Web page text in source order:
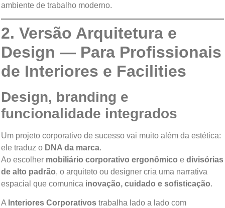
ambiente de trabalho moderno.
2. Versão Arquitetura e
Design — Para Profissionais
de Interiores e Facilities
Design, branding e
funcionalidade integrados
Um projeto corporativo de sucesso vai muito além da estética:
ele traduz o DNA da marca.
Ao escolher mobiliário corporativo ergonômico e divisórias
de alto padrão, o arquiteto ou designer cria uma narrativa
espacial que comunica inovação, cuidado e sofisticação.
A Interiores Corporativos trabalha lado a lado com